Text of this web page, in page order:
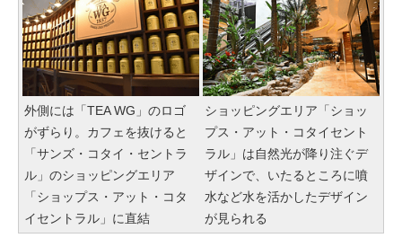
外側には「TEA WG」のロゴ
がずらり。カフェを抜けると
「サンズ・コタイ・セントラ
ル」のショッピングエリア
「ショップス・アット・コタ
イセントラル」に直結
ショッピングエリア「ショッ
プス・アット・コタイセント
ラル」は自然光が降り注ぐデ
ザインで、いたるところに噴
水など水を活かしたデザイン
が見られる